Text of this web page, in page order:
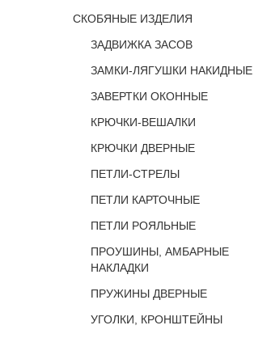
СКОБЯНЫЕ ИЗДЕЛИЯ
ЗАДВИЖКА ЗАСОВ
ЗАМКИ-ЛЯГУШКИ НАКИДНЫЕ
ЗАВЕРТКИ ОКОННЫЕ
КРЮЧКИ-ВЕШАЛКИ
КРЮЧКИ ДВЕРНЫЕ
ПЕТЛИ-СТРЕЛЫ
ПЕТЛИ КАРТОЧНЫЕ
ПЕТЛИ РОЯЛЬНЫЕ
ПРОУШИНЫ, АМБАРНЫЕ
НАКЛАДКИ
ПРУЖИНЫ ДВЕРНЫЕ
УГОЛКИ, КРОНШТЕЙНЫ